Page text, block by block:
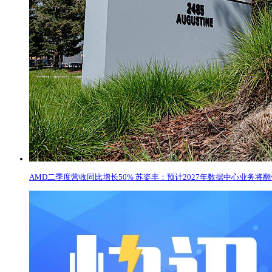
AMD二季度营收同比增长50% 苏姿丰：预计2027年数据中心业务将